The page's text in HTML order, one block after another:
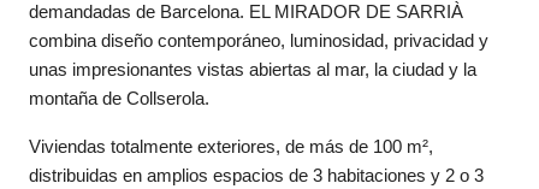
demandadas de Barcelona. EL MIRADOR DE SARRIÀ
combina diseño contemporáneo, luminosidad, privacidad y
unas impresionantes vistas abiertas al mar, la ciudad y la
montaña de Collserola.
Viviendas totalmente exteriores, de más de 100 m²,
distribuidas en amplios espacios de 3 habitaciones y 2 o 3